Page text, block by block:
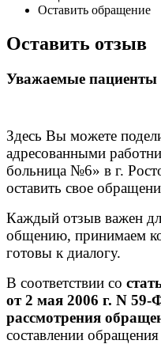
Оставить обращение
Оставить отзыв
Уважаемые пациенты
Здесь Вы можете
адресованными
больница №6» в г.
оставить свое
Каждый отзыв важен
общению, принимаем
готовы к диалогу.
В соответствии со
от 2 мая 2006 г. N
рассмотрения
составлении обращения